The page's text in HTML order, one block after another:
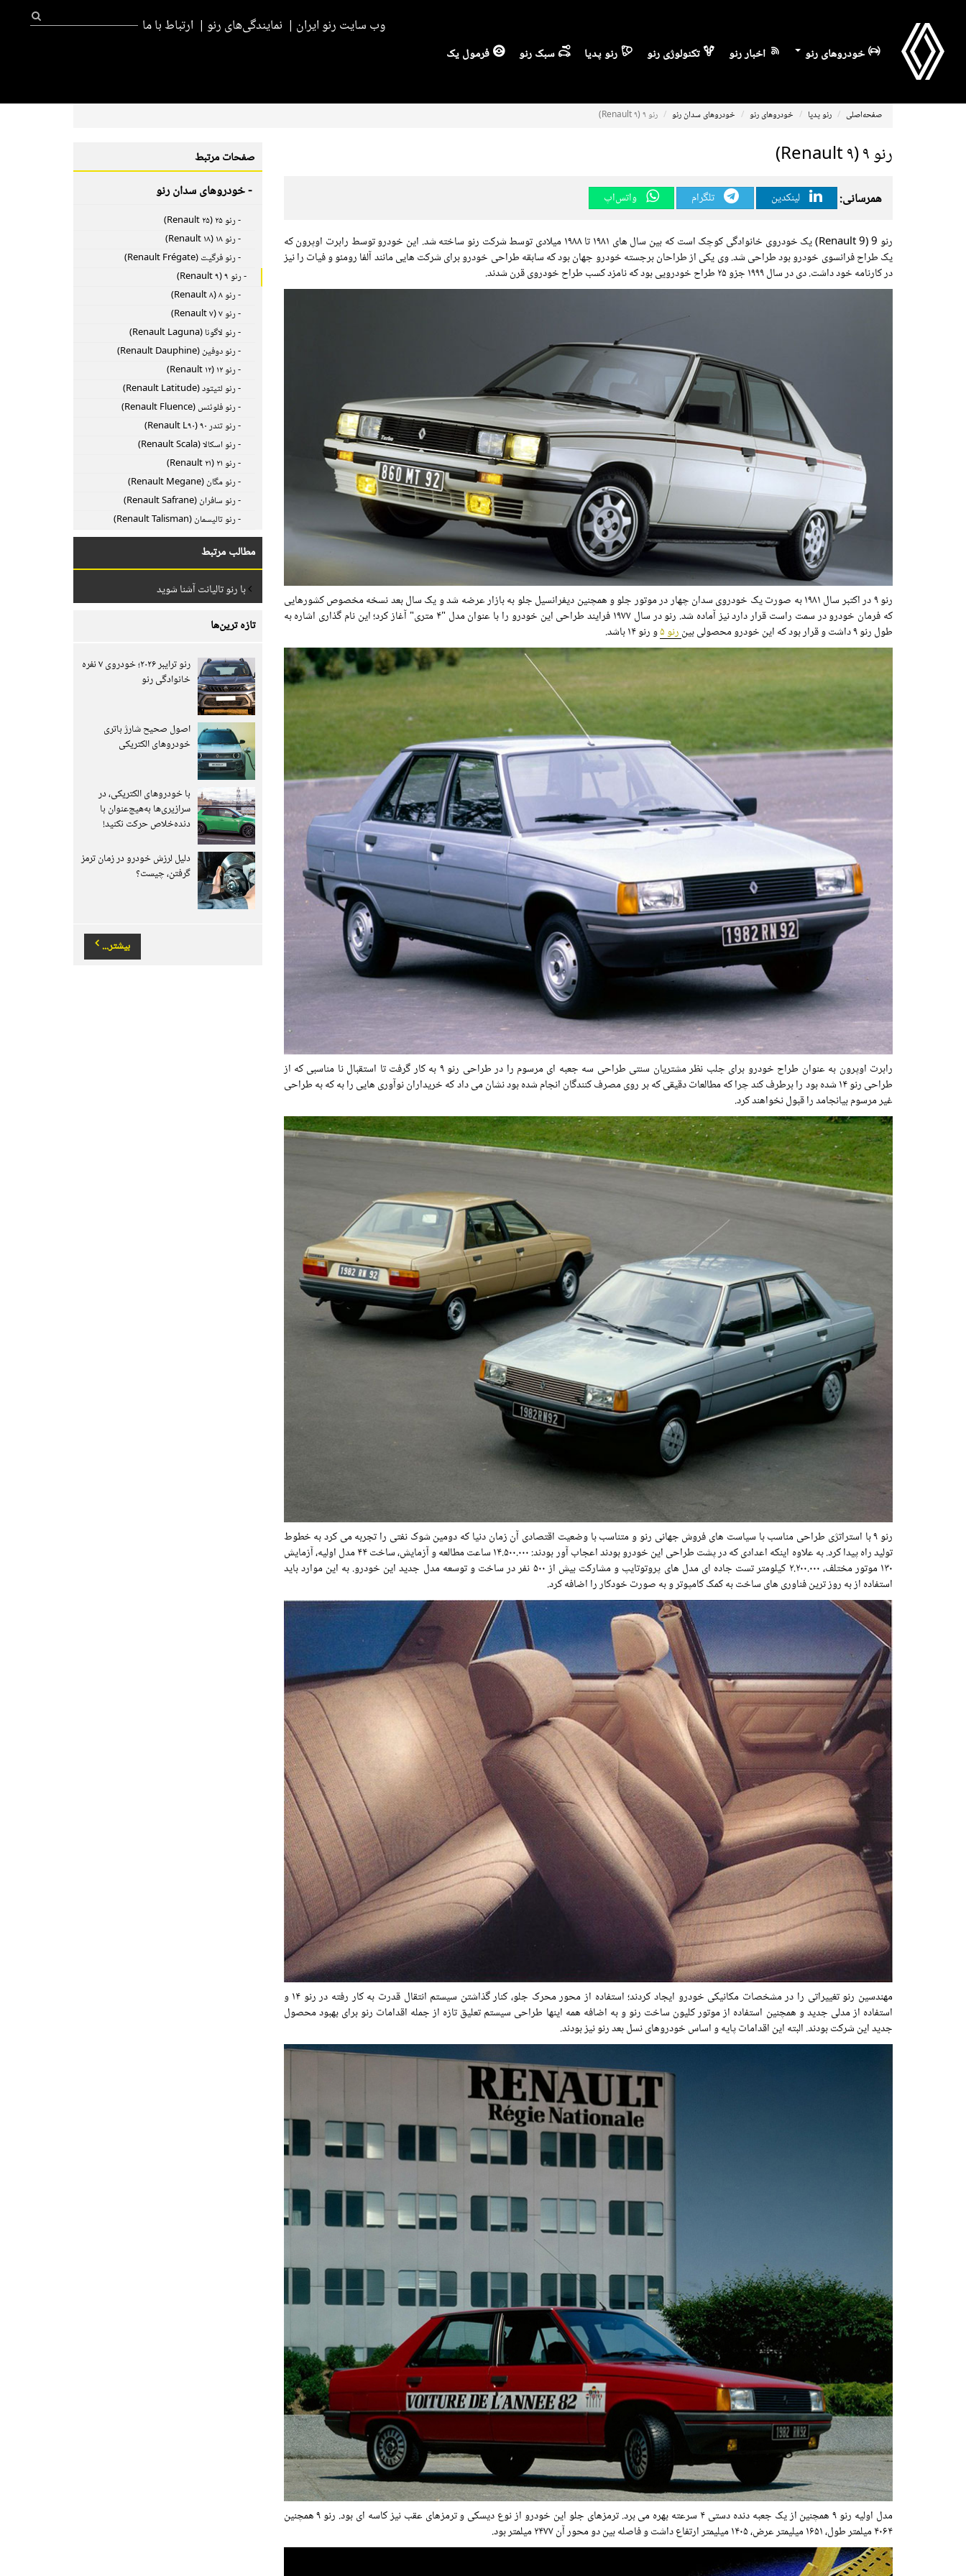
وب سایت رنو ایران نمایندگی‌های رنو ارتباط با ما
خودروهای رنو اخبار رنو تکنولوژی رنو رنو پدیا سبک رنو فرمول یک
صفحه‌اصلی رنو پدیا خودروهای رنو خودروهای سدان رنو رنو ۹ (Renault ۹)
رنو ۹ (Renault ۹)
همرسانی: لینکدین تلگرام واتس‌اپ
رنو 9 (Renault 9) یک خودروی خانوادگی کوچک است که بین سال های ۱۹۸۱ تا ۱۹۸۸ میلادی توسط شرکت رنو ساخته شد. این خودرو توسط رابرت اوپرون که
یک طراح فرانسوی خودرو بود طراحی شد. وی یکی از طراحان برجسته خودرو جهان بود که سابقه طراحی خودرو برای شرکت هایی مانند آلفا رومئو و فیات را نیز
در کارنامه خود داشت. دی در سال ۱۹۹۹ جزو ۲۵ طراح خودرویی بود که نامزد کسب طراح خودروی قرن شدند.
رنو ۹ در اکتبر سال ۱۹۸۱ به صورت یک خودروی سدان چهار در موتور جلو و همچنین دیفرانسیل جلو به بازار عرضه شد و یک سال بعد نسخه مخصوص کشورهایی
که فرمان خودرو در سمت راست قرار دارد نیز آماده شد. رنو در سال ۱۹۷۷ فرایند طراحی این خودرو را با عنوان مدل "۴ متری" آغاز کرد؛ این نام گذاری اشاره به
طول رنو ۹ داشت و قرار بود که این خودرو محصولی بین
رنو ۵ و رنو ۱۴ باشد.
رابرت اوپرون به عنوان طراح خودرو برای جلب نظر مشتریان سنتی طراحی سه جعبه ای مرسوم را در طراحی رنو ۹ به کار گرفت تا استقبال نا مناسبی که از
طراحی رنو ۱۴ شده بود را برطرف کند چرا که مطالعات دقیقی که بر روی مصرف کنندگان انجام شده بود نشان می داد که خریداران نوآوری هایی را به که به طراحی
غیر مرسوم بیانجامد را قبول نخواهند کرد.
رنو ۹ با استراتژی طراحی مناسب با سیاست های فروش جهانی رنو و متناسب با وضعیت اقتصادی آن زمان دنیا که دومین شوک نفتی را تجربه می کرد به خطوط
تولید راه پیدا کرد. به علاوه اینکه اعدادی که در پشت طراحی این خودرو بودند اعجاب آور بودند: ۱۴.۵۰۰.۰۰۰ ساعت مطالعه و آزمایش، ساخت ۴۴ مدل اولیه، آزمایش
۱۳۰ موتور مختلف، ۲.۲۰۰.۰۰۰ کیلومتر تست جاده ای مدل های پروتوتایپ و مشارکت بیش از ۵۰۰ نفر در ساخت و توسعه مدل جدید این خودرو. به این موارد باید
استفاده از به روز ترین فناوری های ساخت به کمک کامپوتر و به صورت خودکار را اضافه کرد.
مهندسین رنو تغییراتی را در مشخصات مکانیکی خودرو ایجاد کردند؛ استفاده از محور محرک جلو، کنار گذاشتن سیستم انتقال قدرت به کار رفته در رنو ۱۴ و
استفاده از مدلی جدید و همچنین استفاده از موتور کلیون ساخت رنو و به اضافه همه اینها طراحی سیستم تعلیق تازه از جمله اقدامات رنو برای بهبود محصول
جدید این شرکت بودند. البته این اقدامات پایه و اساس خودروهای نسل بعد رنو نیز بودند.
مدل اولیه رنو ۹ همچنین از یک جعبه دنده دستی ۴ سرعته بهره می برد. ترمزهای جلو این خودرو از نوع دیسکی و ترمزهای عقب نیز کاسه ای بود. رنو ۹ همچنین
۴۰۶۴ میلمتر طول، ۱۶۵۱ میلیمتر عرض، ۱۴۰۵ میلیمتر ارتفاع داشت و فاصله بین دو محور آن ۲۴۷۷ میلمتر بود.
صفحات مرتبط
- خودروهای سدان رنو
- رنو ۲۵ (Renault ۲۵)
- رنو ۱۸ (Renault ۱۸)
- رنو فرگیت (Renault Frégate)
- رنو ۹ (Renault ۹)
- رنو ۸ (Renault ۸)
- رنو ۷ (Renault ۷)
- رنو لاگونا (Renault Laguna)
- رنو دوفین (Renault Dauphine)
- رنو ۱۲ (Renault ۱۲)
- رنو لتیتود (Renault Latitude)
- رنو فلوئنس (Renault Fluence)
- رنو تندر ۹۰ (Renault L۹۰)
- رنو اسکالا (Renault Scala)
- رنو ۲۱ (Renault ۲۱)
- رنو مگان (Renault Megane)
- رنو سافران (Renault Safrane)
- رنو تالیسمان (Renault Talisman)
مطالب مرتبط
با رنو تالیانت آشنا شوید
تازه ترین‌ها
رنو ترایبر ۲۰۲۶؛ خودروی ۷ نفره
خانوادگی رنو
اصول صحیح شارژ باتری
خودروهای الکتریکی
با خودروهای الکتریکی، در
سرازیری‌ها به‌هیچ‌عنوان با
دنده‌خلاص حرکت نکنید!
دلیل لرزش خودرو در زمان ترمز
گرفتن، چیست؟
بیشتر...